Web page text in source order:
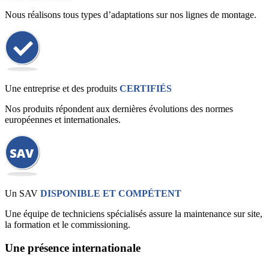
Nous réalisons tous types d’adaptations sur nos lignes de montage.
Une entreprise et des produits CERTIFIÉS
Nos produits répondent aux dernières évolutions des normes
européennes et internationales.
Un SAV DISPONIBLE ET COMPÉTENT
Une équipe de techniciens spécialisés assure la maintenance sur site,
la formation et le commissioning.
Une présence internationale